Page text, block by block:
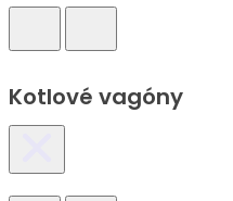
Kotlové vagóny